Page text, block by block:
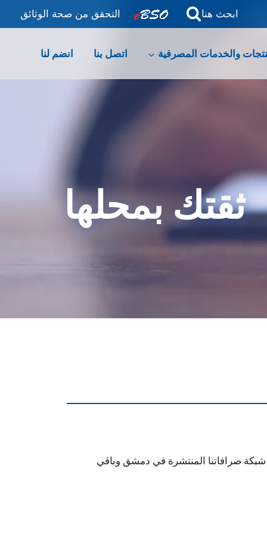
ابحث هنا التحقق من صحة الوثائق
والخدمات المصرفية اتصل بنا انضم لنا
ثقتك بمحلها
صرافاتنا المنتشرة في دمشق وباقي